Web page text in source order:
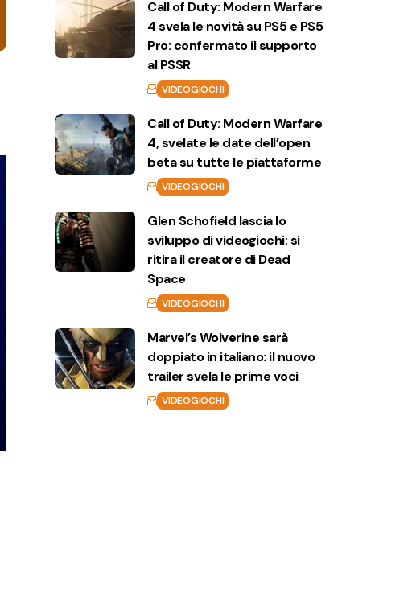
Call of Duty: Modern Warfare
4 svela le novità su PS5 e PS5
Pro: confermato il supporto
al PSSR
VIDEOGIOCHI
Call of Duty: Modern Warfare
4, svelate le date dell’open
beta su tutte le piattaforme
VIDEOGIOCHI
Glen Schofield lascia lo
sviluppo di videogiochi: si
ritira il creatore di Dead
Space
VIDEOGIOCHI
Marvel’s Wolverine sarà
doppiato in italiano: il nuovo
trailer svela le prime voci
VIDEOGIOCHI